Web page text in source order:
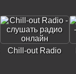
Chill-out Radio